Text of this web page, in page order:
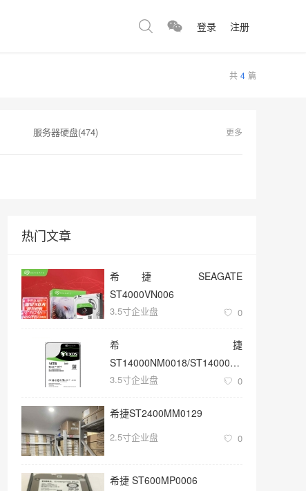
登录 注册
共 4 篇
服务器硬盘(474) 更多
热门文章
希捷 SEAGATE
ST4000VN006
3.5寸企业盘 0
希捷
ST14000NM0018/ST14000NM001G
3.5寸SATA 14TB硬盘
3.5寸企业盘 0
希捷ST2400MM0129
2.5寸企业盘 0
希捷 ST600MP0006